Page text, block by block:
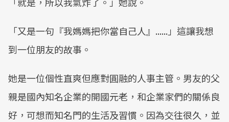
「又是一句『我媽媽把你當自己人』......」這讓我想
到一位朋友的故事。
她是一位個性直爽但應對圓融的人事主管。男友的父
親是國內知名企業的開國元老，和企業家們的關係良
好，可想而知名門的生活及習慣。因為交往很久，並